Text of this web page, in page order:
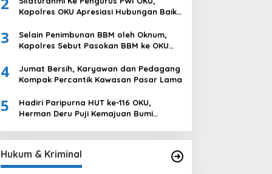
Ogan Komering Ulu
Kapolres OKU Apresiasi Hubungan Baik
3
Selain Penimbunan BBM oleh Oknum,
Kapolres Sebut Pasokan BBM ke OKU
Bungkam
4
Jumat Bersih, Karyawan dan Pedagang
Kompak Percantik Kawasan Pasar Lama
5
Hadiri Paripurna HUT ke-116 OKU,
Herman Deru Puji Kemajuan Bumi
Hukum & Kriminal